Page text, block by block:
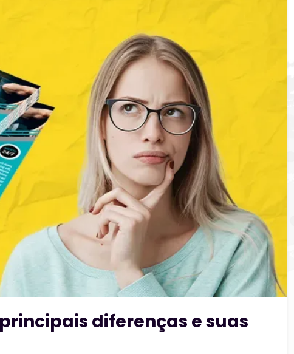
diferenças e suas